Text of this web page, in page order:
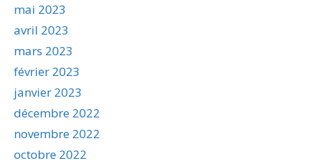
mai 2023
avril 2023
mars 2023
février 2023
janvier 2023
décembre 2022
novembre 2022
octobre 2022